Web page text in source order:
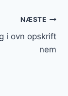
NÆSTE
i ovn opskrift
nem